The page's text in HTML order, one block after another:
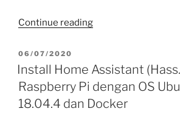
Continue reading“HTTPS
Assistant
(Hass.io)
dengan
SSL
POSTED
ON
06/07/2020
Install Home Assistant
Raspberry Pi dengan OS
18.04.4 dan Docker